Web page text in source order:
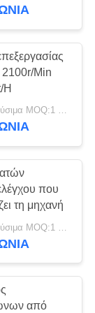
33
97
2100r/Min
H
Διαπραγματεύσιμα MOQ:1 σύνολο
που
τη μηχανή
από